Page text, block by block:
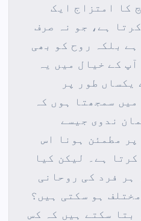
کا امتزاج ایک
ہے، جو نہ صرف
بلکہ روح کو بھی
کے خیال میں یہ
یکساں طور پر
سمجھتا ہوں کہ
ندوی جیسے
پر مطمئن ہونا اس
ہے۔ لیکن کیا
ہر فرد کی روحانی
ہو سکتی ہیں؟
بتا سکتے ہیں کہ کس